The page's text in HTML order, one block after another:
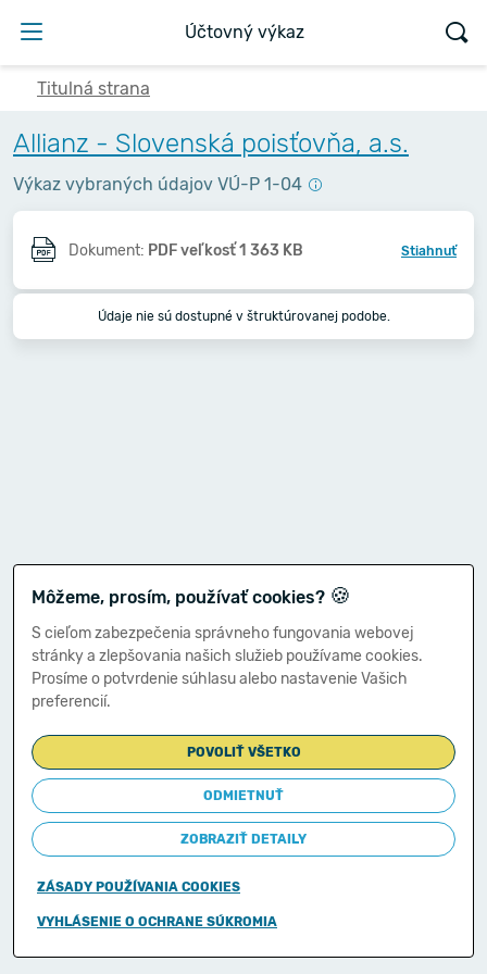
Účtovný výkaz
Titulná strana
Allianz - Slovenská poisťovňa, a.s.
Výkaz vybraných údajov VÚ-P 1-04
Dokument: PDF veľkosť 1 363 KB Stiahnuť
Údaje nie sú dostupné v štruktúrovanej podobe.
Môžeme, prosím, používať cookies? 🍪
S cieľom zabezpečenia správneho fungovania webovej
stránky a zlepšovania našich služieb používame cookies.
Prosíme o potvrdenie súhlasu alebo nastavenie Vašich
preferencií.
POVOLIŤ VŠETKO
ODMIETNUŤ
ZOBRAZIŤ DETAILY
ZÁSADY POUŽÍVANIA COOKIES
VYHLÁSENIE O OCHRANE SÚKROMIA
Copyright © 2011-2026